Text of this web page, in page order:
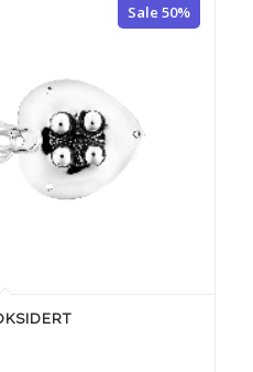
Sale 50%